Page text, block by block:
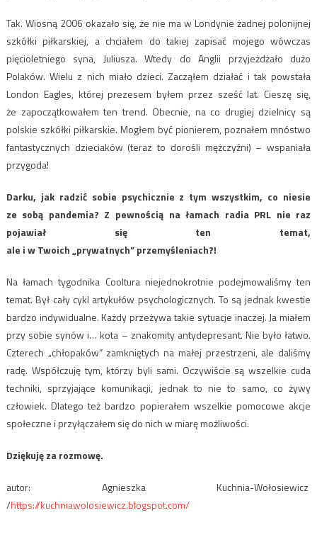
Tak. Wiosną 2006 okazało się, że nie ma w Londynie żadnej polonijnej
szkółki piłkarskiej, a chciałem do takiej zapisać mojego wówczas
pięcioletniego syna, Juliusza. Wtedy do Anglii przyjeżdżało dużo
Polaków. Wielu z nich miało dzieci. Zacząłem działać i tak powstała
London Eagles, której prezesem byłem przez sześć lat. Cieszę się,
że zapoczątkowałem ten trend. Obecnie, na co drugiej dzielnicy są
polskie szkółki piłkarskie. Mogłem być pionierem, poznałem mnóstwo
fantastycznych dzieciaków (teraz to dorośli mężczyźni) – wspaniała
przygoda!
Darku, jak radzić sobie psychicznie z tym wszystkim, co niesie
ze sobą pandemia? Z pewnością na łamach radia PRL nie raz
pojawiał się ten temat,
ale i w Twoich „prywatnych”przemyśleniach?!
Na łamach tygodnika Cooltura niejednokrotnie podejmowaliśmy ten
temat. Był cały cykl artykułów psychologicznych. To są jednak kwestie
bardzo indywidualne. Każdy przeżywa takie sytuacje inaczej. Ja miałem
przy sobie synów i… kota – znakomity antydepresant. Nie było łatwo.
Czterech „chłopaków” zamkniętych na małej przestrzeni, ale daliśmy
radę. Współczuję tym, którzy byli sami. Oczywiście są wszelkie cuda
techniki, sprzyjające komunikacji, jednak to nie to samo, co żywy
człowiek. Dlatego też bardzo popierałem wszelkie pomocowe akcje
społeczne i przyłączałem się do nich w miarę możliwości.
Dziękuję za rozmowę.
autor: Agnieszka Kuchnia-Wołosiewicz
/https://kuchniawolosiewicz.blogspot.com/